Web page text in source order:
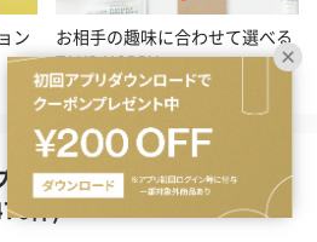
ン
お相手の趣味に合わせて選べる
TANP HOBBY
レゼント（食品・スイーツ）
件)